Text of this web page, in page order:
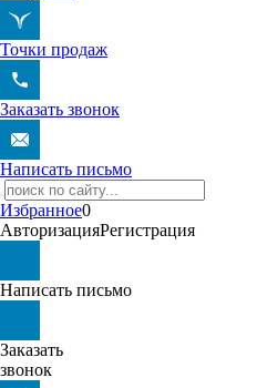
Точки продаж
Заказать звонок
Написать письмо
Избранное0
АвторизацияРегистрация
Написать письмо
Заказать
звонок